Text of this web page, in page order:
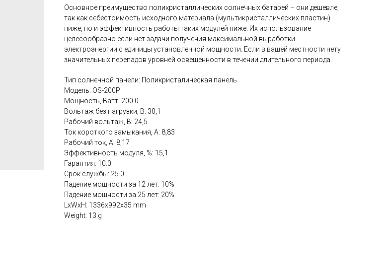
Основное преимущество поликристаллических солнечных батарей – они дешевле,
так как себестоимость исходного материала (мультикристаллических пластин)
ниже, но и эффективность работы таких модулей ниже. Их использование
целесообразно если нет задачи получения максимальной выработки
электроэнергии с единицы установленной мощности. Если в вашей местности нету
значительных перепадов уровней освещенности в течении длительного периода.
Тип солнечной панели: Поликристалическая панель
Модель: OS-200P
Мощность, Ватт: 200.0
Вольтаж без нагрузки, В: 30,1
Рабочий вольтаж, В: 24,5
Ток короткого замыкания, А: 8,83
Рабочий ток, А: 8,17
Эффективность модуля, %: 15,1
Гарантия: 10.0
Срок службы: 25.0
Падение мощности за 12 лет: 10%
Падение мощности за 25 лет: 20%
LxWxH: 1336x992x35 mm
Weight: 13 g